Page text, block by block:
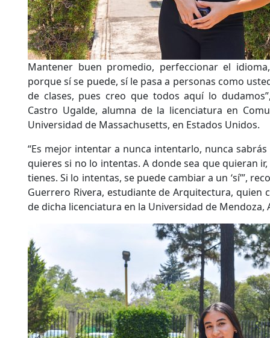
Mantener buen promedio, perfeccionar el
porque sí se puede, sí le pasa a personas como
de clases, pues creo que todos aquí lo
Castro Ugalde, alumna de la licenciatura en
Universidad de Massachusetts, en Estados Unidos.
“Es mejor intentar a nunca intentarlo, nunca
quieres si no lo intentas. A donde sea que quieran ir,
tienes. Si lo intentas, se puede cambiar a un ‘sí’”,
Guerrero Rivera, estudiante de Arquitectura, quien
de dicha licenciatura en la Universidad de Mendoza,